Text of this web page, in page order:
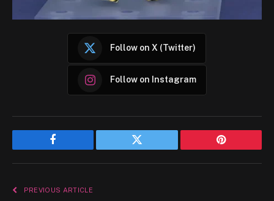
Follow on X (Twitter)
Follow on Instagram
Facebook Twitter Pinterest
PREVIOUS ARTICLE